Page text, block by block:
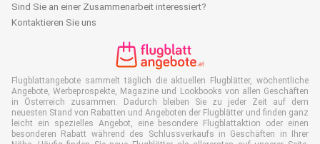
Sind Sie an einer Zusammenarbeit interessiert?
Kontaktieren Sie uns
Flugblattangebote sammelt täglich die aktuellen Flugblätter, wöchentliche
Angebote, Werbeprospekte, Magazine und Lookbooks von allen Geschäften
in Österreich zusammen. Dadurch bleiben Sie zu jeder Zeit auf dem
neuesten Stand von Rabatten und Angeboten der Flugblätter und finden ganz
leicht ein spezielles Angebot, eine besondere Flugblattaktion oder einen
besonderen Rabatt während des Schlussverkaufs in Geschäften in Ihrer